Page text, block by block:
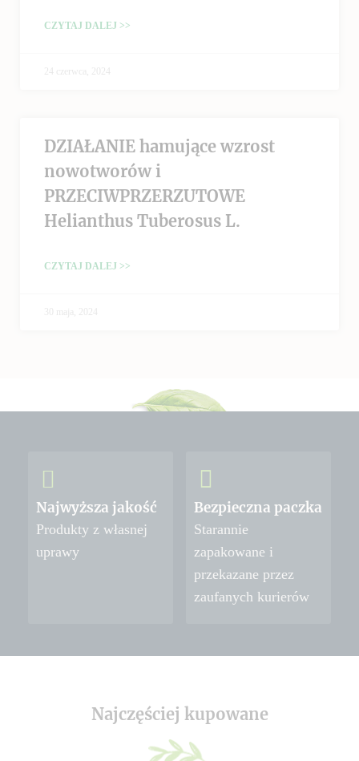
CZYTAJ DALEJ >>
24 czerwca, 2024
DZIAŁANIE hamujące wzrost
nowotworów i
PRZECIWPRZERZUTOWE
Helianthus Tuberosus L.
CZYTAJ DALEJ >>
30 maja, 2024
Najwyższa jakość
Produkty z własnej
uprawy
Bezpieczna paczka
Starannie
zapakowane i
przekazane przez
zaufanych kurierów
Najczęściej kupowane